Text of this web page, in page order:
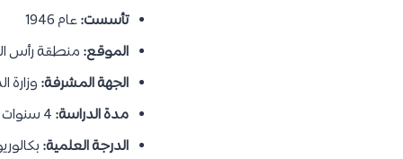
تأسست:عام 1946
الموقع: منطقة رأس
الجهة المشرفة: وزارة
مدة الدراسة:
الدرجة العلمية: